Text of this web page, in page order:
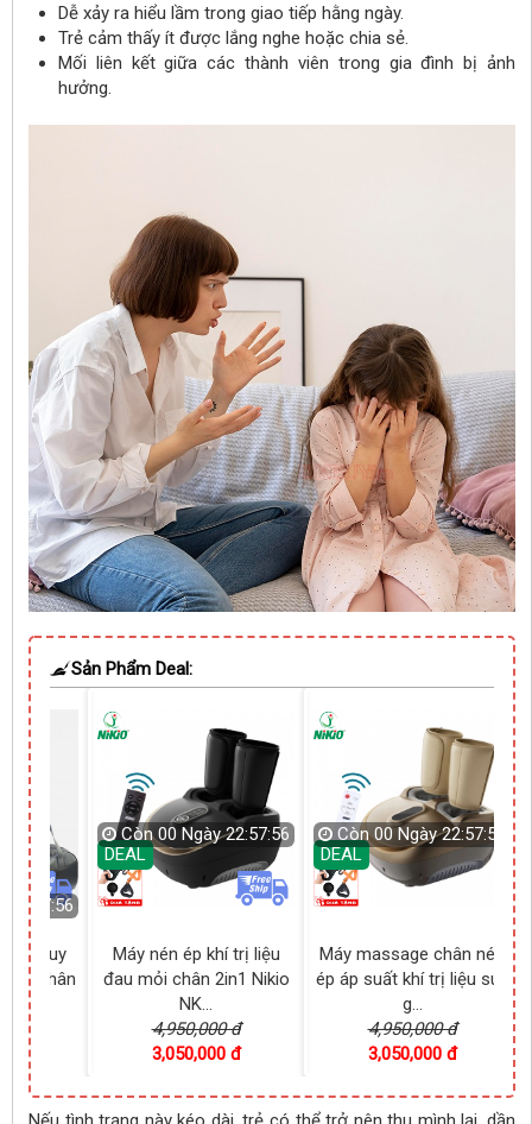
Dễ xảy ra hiểu lầm trong giao tiếp hằng ngày.
Trẻ cảm thấy ít được lắng nghe hoặc chia sẻ.
Mối liên kết giữa các thành viên trong gia đình bị ảnh
hưởng.
Sản Phẩm Deal:
trị liệu
Nikio
DEAL
Còn00 Ngày 22:57:55
Máy massage chân nén
ép áp suất khí trị liệu suy
g...
4,950,000 đ
3,050,000 đ
DEAL
Còn00 Ngày 22:57:55
Máy massage mắt
bluetooth Nikio NK-116 -
Hỗ trợ gi...
1,990,000 đ
1,250,000 đ